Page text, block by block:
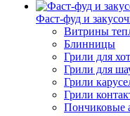
Фаст-фуд и
Витрины
Блинницы
Грили для
Грили для
Грили
Грили
Пончиковые